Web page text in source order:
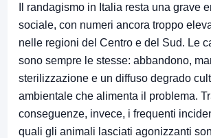
Il randagismo in Italia resta una grave
sociale, con numeri ancora troppo
nelle regioni del Centro e del Sud. Le
sono sempre le stesse: abbandono,
sterilizzazione e un diffuso degrado
ambientale che alimenta il problema.
conseguenze, invece, i frequenti
quali gli animali lasciati agonizzanti